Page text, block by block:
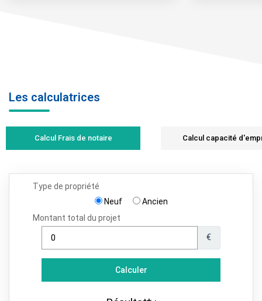
Les calculatrices
Calcul Frais de notaire Calcul capacité